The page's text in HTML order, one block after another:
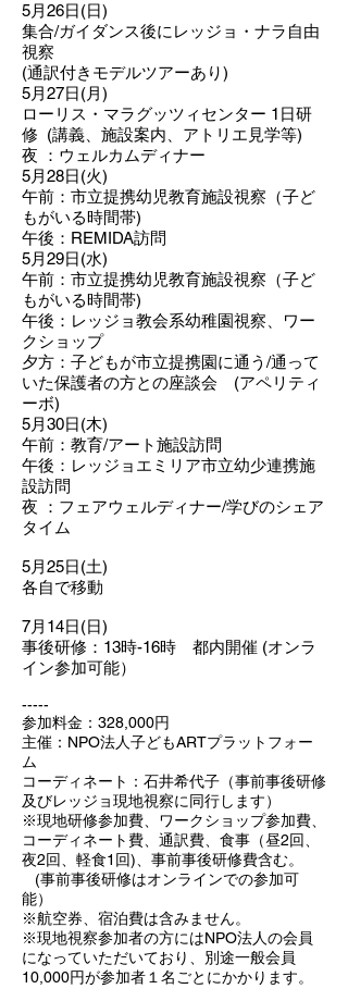
5月26日(日)
集合/ガイダンス後に レッジョ・ナラ自由
視察
(通訳付きモデルツアーあり)
5月27日(月)
ローリス・マラグッツィセンター 1 日研
修 (講義、施設案内、アトリエ見学等)
夜 ：ウェルカムディナー
5月28日(火)
午前：市立提携幼児教育施設視察（子ど
もがいる時間帯)
午後 ：REMIDA訪問
5月29日(水)
午前 ：市立提携幼児教育施設視察（子ど
もがいる時間帯)
午後 ：レッジョ教会系幼稚園視察、ワー
クショップ
夕方：子どもが市立提携園に通う/通って
いた保護者の方との座談会 (アペリティ
ーボ)
5月30日(木)
午前 ： 教育/アート施設訪問
午後 ： レッジョエミリア市立幼少連携施
設訪問
夜
： フェアウェルディナー/学びのシェア
タイム
5月25日(土)
各自で移動
7月14日(日)
事後研修：13時-16時 都内開催 (オンラ
イン参加可能）
-----
参加料金：328,000円
主催：NPO法人子どもARTプラットフォー
ム
コーディネート：石井希代子（事前事後研修
及びレッジョ現地視察に同行します）
※現地研修参加費、ワークショップ参加費、
コーディネート費、通訳費、食事（昼2回、
夜2回、軽食1回)、事前事後研修費含む。
(事前事後研修はオンラインでの参加可
能）
※航空券、宿泊費は含みません。
※現地視察参加者の方にはNPO法人の会員
になっていただいており、別途一般会員
10,000円が参加者１名ごとにかかります。